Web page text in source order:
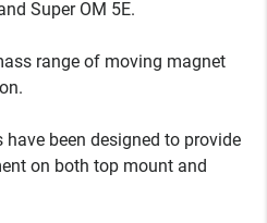
Super OM 5E.
range of moving magnet
have been designed to provide
on both top mount and